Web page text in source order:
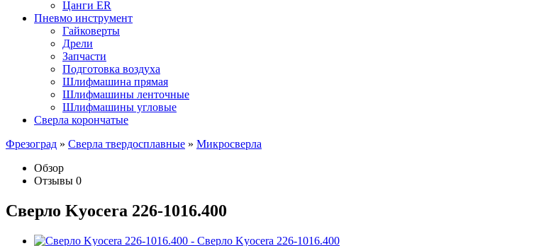
Цанги ER
Пневмо инструмент
Гайковерты
Дрели
Запчасти
Подготовка воздуха
Шлифмашина прямая
Шлифмашины ленточные
Шлифмашины угловые
Сверла корончатые
Фрезоград » Сверла твердосплавные » Микросверла
Обзор
Отзывы 0
Сверло Kyocera 226-1016.400